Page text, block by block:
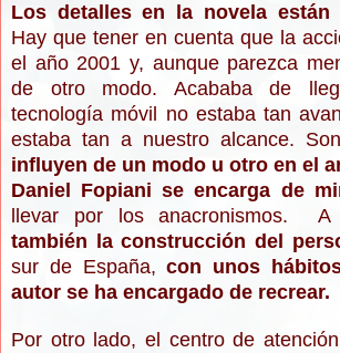
Los detalles en la novela están
Hay que tener en cuenta que la
el año 2001 y, aunque parezca
de otro modo. Acababa de
tecnología móvil no estaba tan
estaba tan a nuestro alcance. Son
influyen de un modo u otro en el
Daniel Fopiani se encarga de mi
llevar por los anacronismos.
A
también la construcción del
sur de España,con unos há
autor se ha encargado de recrear.
Por otro lado, e l centro de